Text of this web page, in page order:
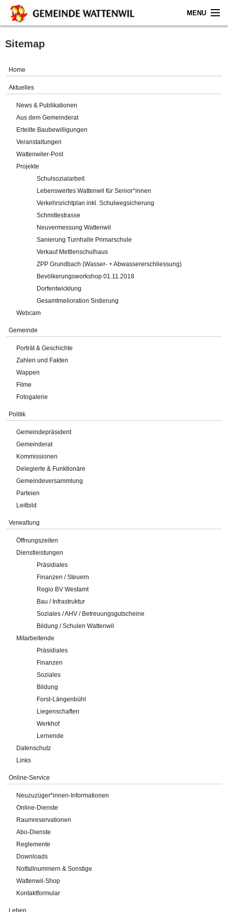
MENU
Home
Gemeinde
Verwaltung
Online-Service
Impressum
Sitemap
Home
Aktuelles
News & Publikationen
Aus dem Gemeinderat
Erteilte Baubewilligungen
Veranstaltungen
Wattenwiler-Post
Projekte
Schulsozialarbeit
Lebenswertes Wattenwil für Senior*innen
Verkehrsrichtplan inkl. Schulwegsicherung
Schmittestrasse
Neuvermessung Wattenwil
Sanierung Turnhalle Primarschule
Verkauf Mettlenschulhaus
ZPP Grundbach (Wasser- + Abwassererschliessung)
Bevölkerungsworkshop 01.11.2018
Dorfentwicklung
Gesamtmelioration Sistierung
Webcam
Gemeinde
Porträt & Geschichte
Zahlen und Fakten
Wappen
Filme
Fotogalerie
Politik
Gemeindepräsident
Gemeinderat
Kommissionen
Delegierte & Funktionäre
Gemeindeversammlung
Parteien
Leitbild
Verwaltung
Öffnungszeiten
Dienstleistungen
Präsidiales
Finanzen / Steuern
Regio BV Westamt
Bau / Infrastruktur
Soziales / AHV / Betreuungsgutscheine
Bildung / Schulen Wattenwil
Mitarbeitende
Präsidiales
Finanzen
Soziales
Bildung
Forst-Längenbühl
Liegenschaften
Werkhof
Lernende
Datenschutz
Links
Online-Service
Neuzuzüger*innen-Informationen
Online-Dienste
Raumreservationen
Abo-Dienste
Reglemente
Downloads
Notfallnummern & Sonstige
Wattenwil-Shop
Kontaktformular
Leben